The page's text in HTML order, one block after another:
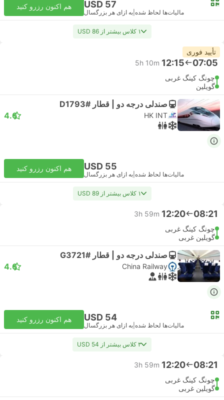
USD 57
مالیات‌ها لحاظ شده به ازای هر بزرگسال
هم اکنون رزرو کنید
۱ کلاس بیشتر از USD 86
تأیید فوری
07:05
12:15
5h 10m
چونگ کینگ غربی
گویلین
صندلی درجه دو | قطار #D1793
HK INT
4.6
USD 55
مالیات‌ها لحاظ شده به ازای هر بزرگسال
هم اکنون رزرو کنید
۱ کلاس بیشتر از USD 89
08:21
12:20
3h 59m
چونگ کینگ غربی
گویلین غربی
صندلی درجه دو | قطار #G3721
China Railway
4.6
USD 54
مالیات‌ها لحاظ شده به ازای هر بزرگسال
هم اکنون رزرو کنید
۳ کلاس بیشتر از USD 54
08:21
12:20
3h 59m
چونگ کینگ غربی
گویلین غربی